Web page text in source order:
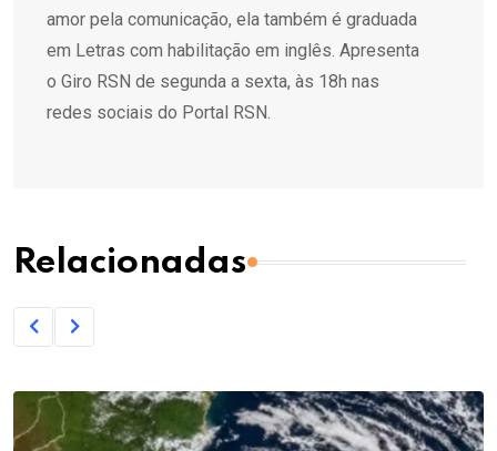
amor pela comunicação, ela também é graduada
em Letras com habilitação em inglês. Apresenta
o Giro RSN de segunda a sexta, às 18h nas
redes sociais do Portal RSN.
Relacionadas